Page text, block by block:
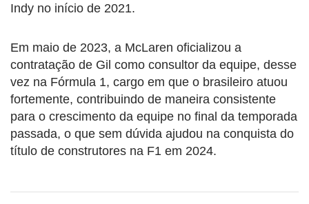
Indy no início de 2021.
Em maio de 2023, a McLaren oficializou a
contratação de Gil como consultor da equipe, desse
vez na Fórmula 1, cargo em que o brasileiro atuou
fortemente, contribuindo de maneira consistente
para o crescimento da equipe no final da temporada
passada, o que sem dúvida ajudou na conquista do
título de construtores na F1 em 2024.